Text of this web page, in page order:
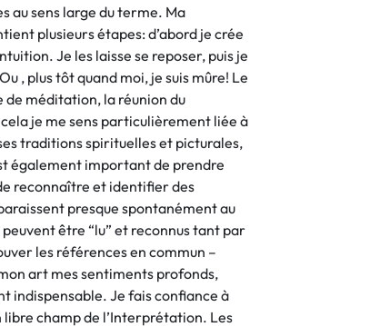
au sens large du terme. Ma
plusieurs étapes: d’abord je crée
Je les laisse se reposer, puis je
, plus tôt quand moi, je suis mûre! Le
de méditation, la réunion du
je me sens particulièrement liée à
traditions spirituelles et picturales,
également important de prendre
reconnaître et identifier des
presque spontanément au
être “lu” et reconnus tant par
les références en commun –
art mes sentiments profonds,
indispensable. Je fais confiance à
champ de l’Interprétation. Les